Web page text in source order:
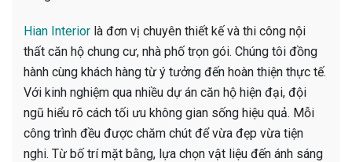
Hian Interior là đơn vị chuyên thiết kế và thi công nội
thất căn hộ chung cư, nhà phố trọn gói. Chúng tôi đồng
hành cùng khách hàng từ ý tưởng đến hoàn thiện thực tế.
Với kinh nghiệm qua nhiều dự án căn hộ hiện đại, đội
ngũ hiểu rõ cách tối ưu không gian sống hiệu quả. Mỗi
công trình đều được chăm chút để vừa đẹp vừa tiện
nghi. Từ bố trí mặt bằng, lựa chọn vật liệu đến ánh sáng